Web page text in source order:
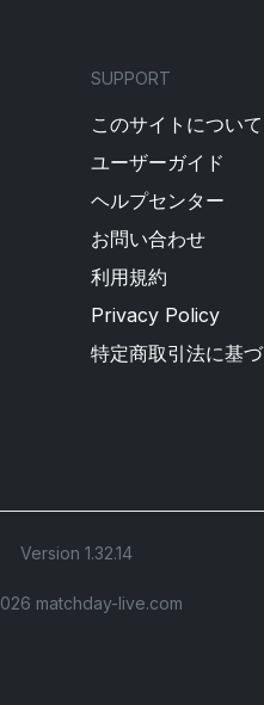
SUPPORT
このサイトについて
ユーザーガイド
ヘルプセンター
お問い合わせ
利用規約
Privacy Policy
特定商取引法に基
Version 1.32.14
matchday-live.com